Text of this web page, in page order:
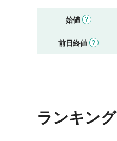
始値
前日終値
ランキング